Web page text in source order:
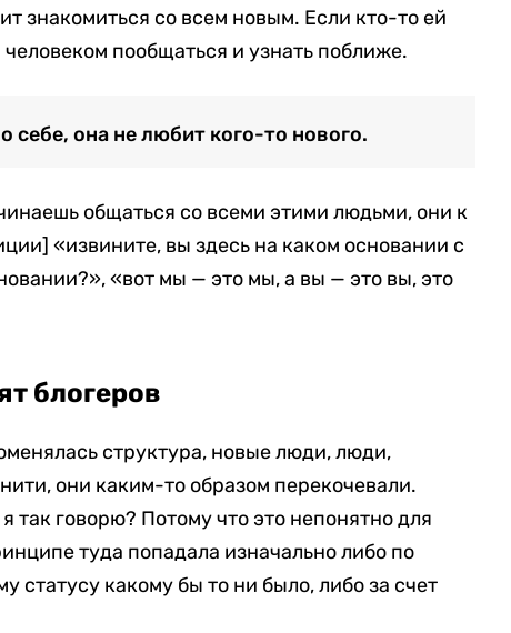
знакомиться со всем новым. Если кто-то ей
пообщаться и узнать поближе.
себе, она не любит кого-то нового.
общаться со всеми этими людьми, они к
«извините, вы здесь на каком основании с
«вот мы — это мы, а вы — это вы, это
блогеров
структура, новые люди, люди,
они каким-то образом перекочевали.
говорю? Потому что это непонятно для
туда попадала изначально либо по
статусу какому бы то ни было, либо за счет